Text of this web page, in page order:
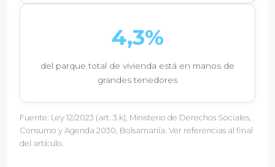
4,3%
del parque total de vivienda está en manos de
grandes tenedores
Fuente: Ley 12/2023 (art. 3.k), Ministerio de Derechos Sociales,
Consumo y Agenda 2030, Bolsamanía. Ver referencias al final
del artículo.